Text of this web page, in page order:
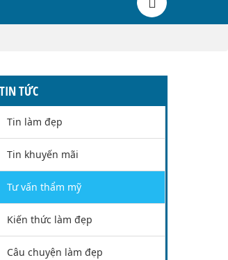
TIN TỨC
Tin làm đẹp
Tin khuyến mãi
Tư vấn thẩm mỹ
Kiến thức làm đẹp
Câu chuyện làm đẹp